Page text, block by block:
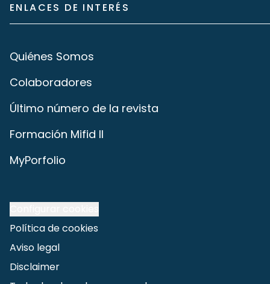
ENLACES DE INTERÉS
Quiénes Somos
Colaboradores
Último número de la revista
Formación Mifid II
MyPorfolio
Política de cookies
Aviso legal
Disclaimer